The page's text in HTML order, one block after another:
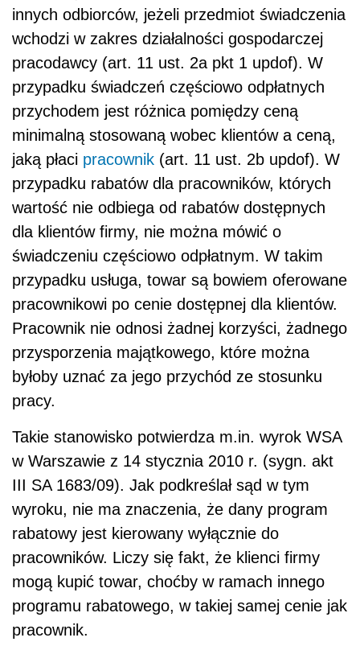
innych odbiorców, jeżeli przedmiot świadczenia
wchodzi w zakres działalności gospodarczej
pracodawcy (art. 11 ust. 2a pkt 1 updof). W
przypadku świadczeń częściowo odpłatnych
przychodem jest różnica pomiędzy ceną
minimalną stosowaną wobec klientów a ceną,
jaką płaci pracownik (art. 11 ust. 2b updof). W
przypadku rabatów dla pracowników, których
wartość nie odbiega od rabatów dostępnych
dla klientów firmy, nie można mówić o
świadczeniu częściowo odpłatnym. W takim
przypadku usługa, towar są bowiem oferowane
pracownikowi po cenie dostępnej dla klientów.
Pracownik nie odnosi żadnej korzyści, żadnego
przysporzenia majątkowego, które można
byłoby uznać za jego przychód ze stosunku
pracy.
Takie stanowisko potwierdza m.in. wyrok WSA
w Warszawie z 14 stycznia 2010 r. (sygn. akt
III SA 1683/09). Jak podkreślał sąd w tym
wyroku, nie ma znaczenia, że dany program
rabatowy jest kierowany wyłącznie do
pracowników. Liczy się fakt, że klienci firmy
mogą kupić towar, choćby w ramach innego
programu rabatowego, w takiej samej cenie jak
pracownik.